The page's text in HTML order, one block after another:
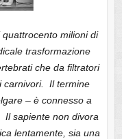
quattrocento milioni di
trasformazione
che da filtratori
carnivori. Il termine
– è connesso a
Il sapiente non divora
lentamente, sia una